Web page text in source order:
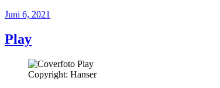
Veröffentlicht
Juni 6, 2021
Play
Copyright: Hanser